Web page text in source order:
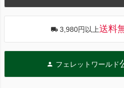
3,980円以上送料
フェレットワールド